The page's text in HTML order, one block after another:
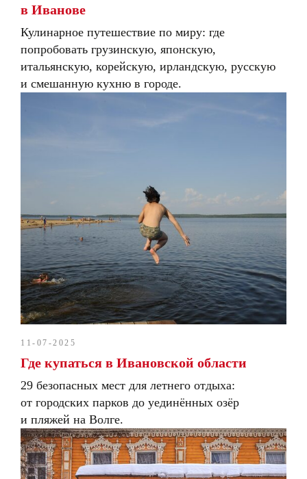
в Иванове
Кулинарное путешествие по миру: где
попробовать грузинскую, японскую,
итальянскую, корейскую, ирландскую, русскую
и смешанную кухню в городе.
11-07-2025
Где купаться в Ивановской области
29 безопасных мест для летнего отдыха:
от городских парков до уединённых озёр
и пляжей на Волге.